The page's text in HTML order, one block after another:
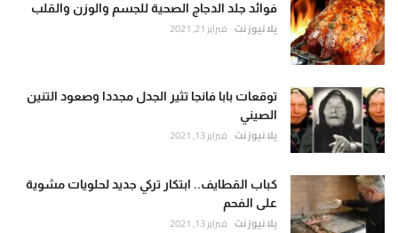
فوائد جلد الدجاج الصحية للجسم والوزن والقلب
يلا نيوز نت فبراير 21, 2021
توقعات بابا فانجا تثير الجدل مجددا وصعود التنين
الصيني
يلا نيوز نت فبراير 13, 2021
كباب القطايف.. ابتكار تركي جديد لحلويات مشوية
على الفحم
يلا نيوز نت فبراير 13, 2021